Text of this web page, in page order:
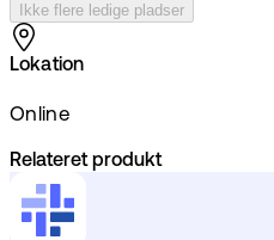
Ikke flere ledige pladser
Lokation
Online
Relateret produkt